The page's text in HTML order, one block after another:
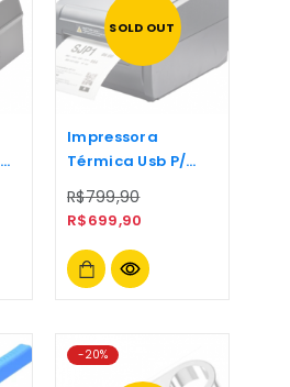
SOLD OUT
Impressora
Térmica Usb P/
Etiquetas
R$799,90
R$699,90
-20%